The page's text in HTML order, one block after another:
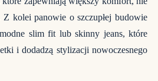
Z kolei panowie o szczupłej budowie
slim fit lub skinny jeans, które
i dodadzą stylizacji nowoczesnego